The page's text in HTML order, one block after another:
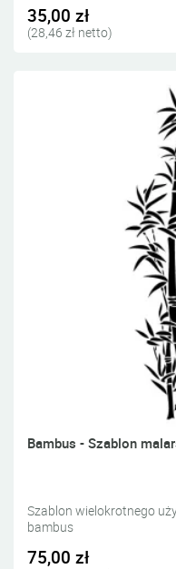
35,00 zł
(28,46 zł netto)
Bambus - Szablon
Szablon wielokrotnego
bambus
75,00 zł